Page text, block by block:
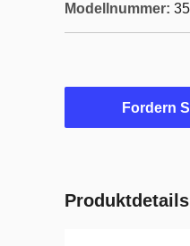
Modellnummer:
Fordern
Produktdetails